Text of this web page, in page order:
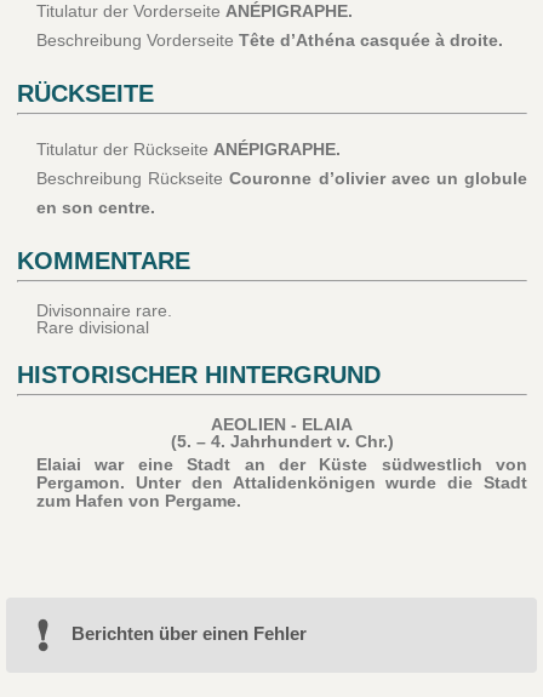
Titulatur der Vorderseite ANÉPIGRAPHE.
Beschreibung Vorderseite Tête d’Athéna casquée à droite.
RÜCKSEITE
Titulatur der Rückseite ANÉPIGRAPHE.
Beschreibung RückseiteCouronne d’olivier avec un globule
en son centre.
KOMMENTARE
Divisonnaire rare.
Rare divisional
HISTORISCHER HINTERGRUND
AEOLIEN - ELAIA
(5. – 4. Jahrhundert v. Chr.)
Elaiai war eine Stadt an der Küste südwestlich von
Pergamon. Unter den Attalidenkönigen wurde die Stadt
zum Hafen von Pergame.
Berichten über einen Fehler